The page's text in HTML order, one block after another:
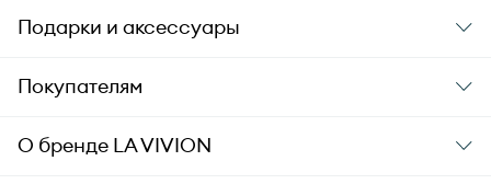
Подарки и аксессуары
Подарки
Уход за украшениями
Покупателям
Заказ и оплата
О бренде LA VIVION